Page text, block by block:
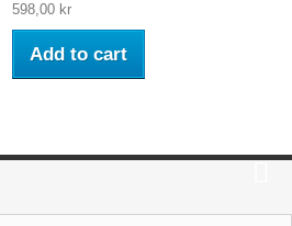
598,00 kr
Add to cart